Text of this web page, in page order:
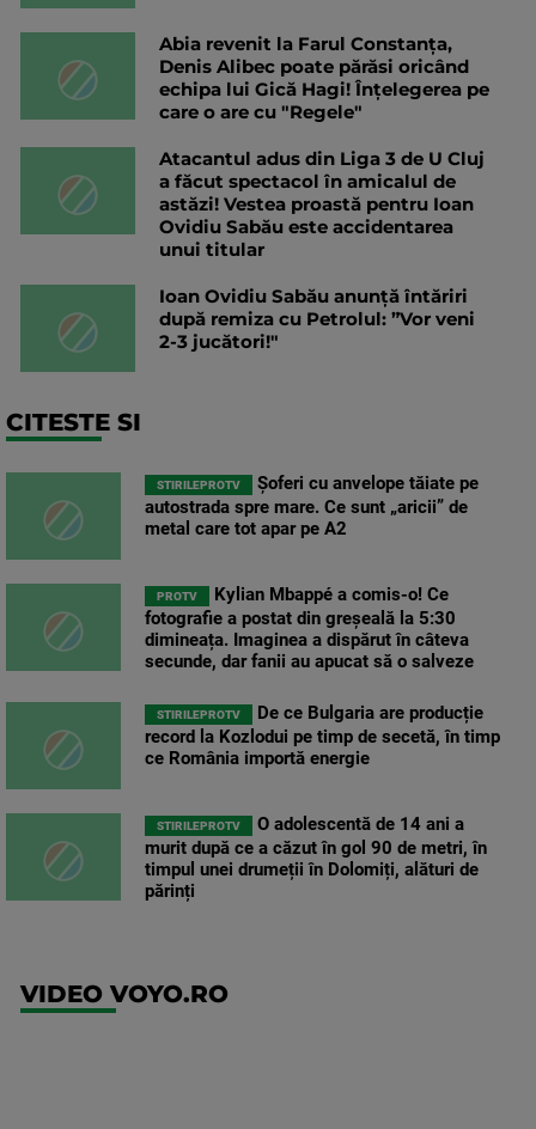
Abia revenit la Farul Constanța,
Denis Alibec poate părăsi oricând
echipa lui Gică Hagi! Înțelegerea pe
care o are cu "Regele"
Atacantul adus din Liga 3 de U Cluj
a făcut spectacol în amicalul de
astăzi! Vestea proastă pentru Ioan
Ovidiu Sabău este accidentarea
unui titular
Ioan Ovidiu Sabău anunță întăriri
după remiza cu Petrolul: ”Vor veni
2-3 jucători!"
CITESTE SI
STIRILEPROTV
Șoferi cu anvelope tăiate pe
autostrada spre mare. Ce sunt „aricii” de
metal care tot apar pe A2
PROTV
Kylian Mbappé a comis-o! Ce
fotografie a postat din greșeală la 5:30
dimineața. Imaginea a dispărut în câteva
secunde, dar fanii au apucat să o salveze
STIRILEPROTV
De ce Bulgaria are producție
record la Kozlodui pe timp de secetă, în timp
ce România importă energie
STIRILEPROTV
O adolescentă de 14 ani a
murit după ce a căzut în gol 90 de metri, în
timpul unei drumeții în Dolomiți, alături de
părinți
VIDEO VOYO.RO